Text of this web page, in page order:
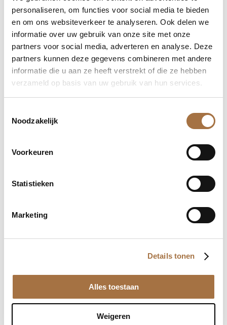
personaliseren, om functies voor social media te bieden
en om ons websiteverkeer te analyseren. Ook delen we
informatie over uw gebruik van onze site met onze
partners voor social media, adverteren en analyse. Deze
partners kunnen deze gegevens combineren met andere
informatie die u aan ze heeft verstrekt of die ze hebben
verzameld op basis van uw gebruik van hun services.
Noodzakelijk
Voorkeuren
Statistieken
Marketing
Details tonen
Alles toestaan
Weigeren
Wij staan garant voor producten van topkwaliteit. Elk
van onze munten is geslagen uit fijn goud of zilver en
voorzien van een certificaat van echtheid. Met
edelmetalenHB.nl investeer je in zuivere en
gecontroleerde kwaliteit, wat je investering niet alleen
veilig maar ook waardevast maakt. Onze munten zijn
de perfecte keuze voor wie zoekt naar een
🚚Uitstekende klantenservice en snelle levering
Bij www.edelmetalenHB.nl staat jouw tevredenheid
centraal. Wij bieden een naadloze aankoopervaring
met veilige en snelle levering direct aan je deur. Ons
staat altijd klaar om je vragen te
beantwoorden en je te begeleiden bij je aankopen.
Kies voor gemak, betrouwbaarheid en uitmuntende
zijn we gepassioneerd door
esthetiek combineren met financiële zekerheid. Onze
zorgvuldig geselecteerde collectie van gouden en
zilveren munten biedt niet alleen een duurzame
waarde maar dient ook als een artistieke weergave